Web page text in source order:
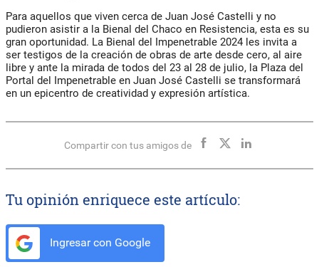
Para aquellos que viven cerca de Juan José Castelli y no
pudieron asistir a la Bienal del Chaco en Resistencia, esta es su
gran oportunidad. La Bienal del Impenetrable 2024 les invita a
ser testigos de la creación de obras de arte desde cero, al aire
libre y ante la mirada de todos del 23 al 28 de julio, la Plaza del
Portal del Impenetrable en Juan José Castelli se transformará
en un epicentro de creatividad y expresión artística.
Compartir con tus amigos de
Tu opinión enriquece este artículo:
Ingresar con Google